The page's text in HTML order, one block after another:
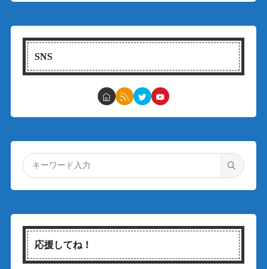
SNS
応援してね！